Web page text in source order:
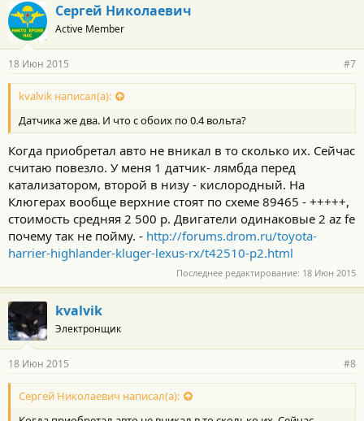
Сергей Николаевич
Active Member
18 Июн 2015 #7
kvalvik написал(а):
Датчика же два. И что с обоих по 0.4 вольта?
Когда приобретал авто не вникал в то сколько их. Сейчас
считаю повезло. У меня 1 датчик- лямбда перед
катализатором, второй в низу - кислородный. На
Клюгерах вообще верхние стоят по схеме 89465 - +++++,
стоимость средняя 2 500 р. Двигатели одинаковые 2 az fe
почему так не пойму. - http://forums.drom.ru/toyota-
harrier-highlander-kluger-lexus-rx/t42510-p2.html
Последнее редактирование: 18 Июн 2015
kvalvik
Электронщик
18 Июн 2015 #8
Сергей Николаевич написал(а):